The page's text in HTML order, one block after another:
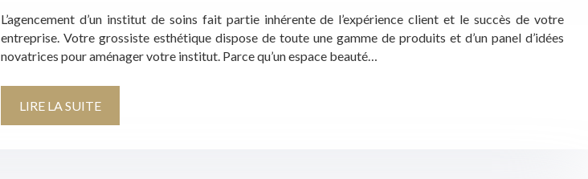
L’agencement d’un institut de soins fait partie inhérente de l’expérience client et le succès de votre
entreprise. Votre grossiste esthétique dispose de toute une gamme de produits et d’un panel d’idées
novatrices pour aménager votre institut. Parce qu’un espace beauté…
LIRE LA SUITE